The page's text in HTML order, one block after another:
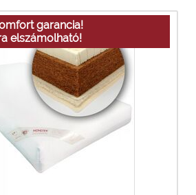
garancia!
elszámolható!